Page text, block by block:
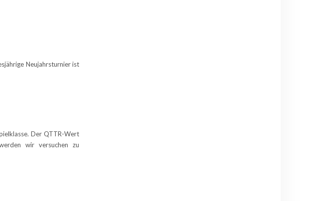
Neujahrsturnier ist
Der QTTR-Wert
wir versuchen zu